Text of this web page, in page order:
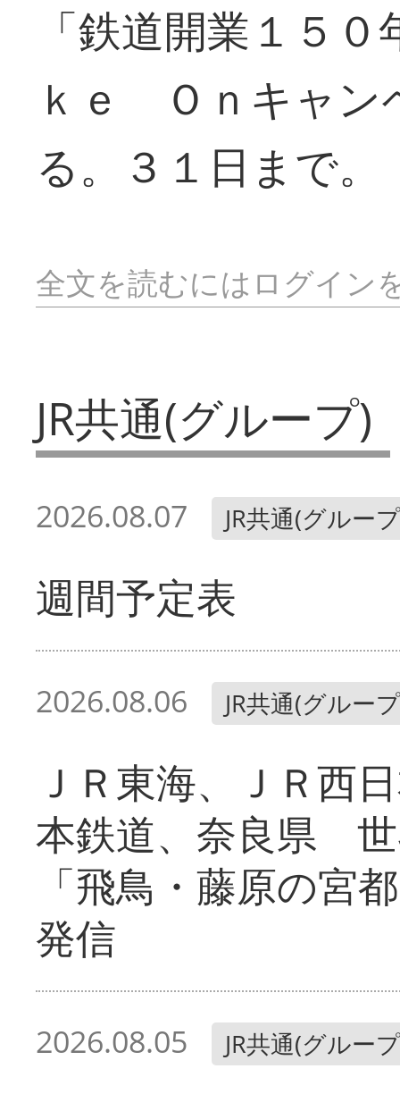
「鉄道開業１５
ｋｅ Ｏｎキャン
る。３１日まで。
全文を読むにはログイン
JR共通(グループ)
2026.08.07 JR共通(グルー
週間予定表
2026.08.06 JR共通(グルー
ＪＲ東海、ＪＲ西
本鉄道、奈良県
「飛鳥・藤原の宮
発信
2026.08.05 JR共通(グルー